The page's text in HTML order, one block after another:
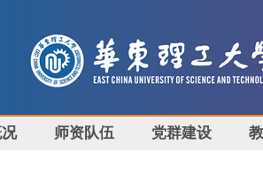
师资队伍 党群建设